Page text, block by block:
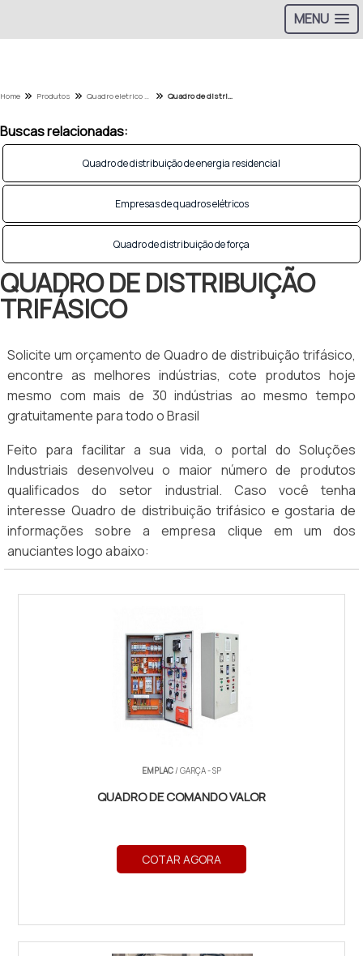
MENU
Home Produtos Quadro eletrico - Categoria Quadro de distribuição trifásico
Buscas relacionadas:
Quadro de distribuição de energia residencial
Empresas de quadros elétricos
Quadro de distribuição de força
QUADRO DE DISTRIBUIÇÃO
TRIFÁSICO
Solicite um orçamento de Quadro de distribuição trifásico,
encontre as melhores indústrias, cote produtos hoje
mesmo com mais de 30 indústrias ao mesmo tempo
gratuitamente para todo o Brasil
Feito para facilitar a sua vida, o portal do Soluções
Industriais desenvolveu o maior número de produtos
qualificados do setor industrial. Caso você tenha
interesse Quadro de distribuição trifásico e gostaria de
informações sobre a empresa clique em um dos
anuciantes logo abaixo:
EMPLAC/ GARÇA - SP
QUADRO DE COMANDO VALOR
COTAR AGORA